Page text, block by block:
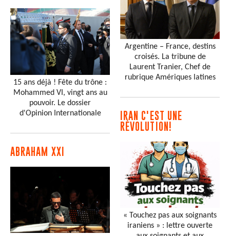
15 ans déjà ! Fête du trône :
Mohammed VI, vingt ans au
pouvoir. Le dossier
d'Opinion Internationale
ABRAHAM XXI
Argentine – France, destins
croisés. La tribune de
Laurent Tranier, Chef de
rubrique Amériques latines
IRAN C'EST UNE
RÉVOLUTION!
« Touchez pas aux soignants
iraniens » : lettre ouverte